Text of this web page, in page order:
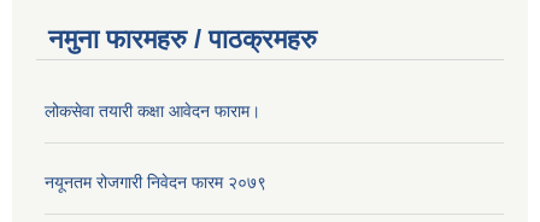
नमुना फारमहरु / पाठक्रमहरु
लोकसेवा तयारी कक्षा आवेदन फाराम।
नयूनतम रोजगारी निवेदन फारम २०७९